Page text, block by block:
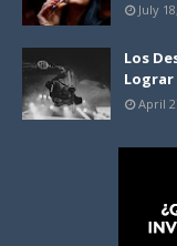
July
Los
April